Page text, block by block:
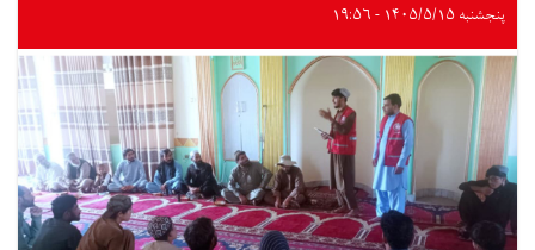
پنجشنبه ۱۴۰۵/۵/۱۵ - ۱۹:۵۶